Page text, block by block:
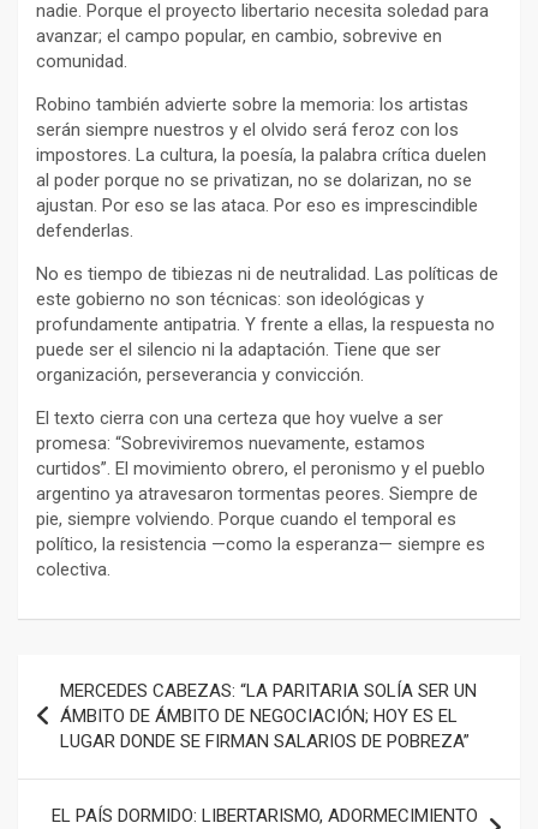
nadie. Porque el proyecto libertario necesita soledad para
avanzar; el campo popular, en cambio, sobrevive en
comunidad.
Robino también advierte sobre la memoria: los artistas
serán siempre nuestros y el olvido será feroz con los
impostores. La cultura, la poesía, la palabra crítica duelen
al poder porque no se privatizan, no se dolarizan, no se
ajustan. Por eso se las ataca. Por eso es imprescindible
defenderlas.
No es tiempo de tibiezas ni de neutralidad. Las políticas de
este gobierno no son técnicas: son ideológicas y
profundamente antipatria. Y frente a ellas, la respuesta no
puede ser el silencio ni la adaptación. Tiene que ser
organización, perseverancia y convicción.
El texto cierra con una certeza que hoy vuelve a ser
promesa: “Sobreviviremos nuevamente, estamos
curtidos”. El movimiento obrero, el peronismo y el pueblo
argentino ya atravesaron tormentas peores. Siempre de
pie, siempre volviendo. Porque cuando el temporal es
político, la resistencia —como la esperanza— siempre es
colectiva.
de
entradas
MERCEDES CABEZAS: “LA PARITARIA SOLÍA SER UN
ÁMBITO DE ÁMBITO DE NEGOCIACIÓN; HOY ES EL
LUGAR DONDE SE FIRMAN SALARIOS DE POBREZA”
EL PAÍS DORMIDO: LIBERTARISMO, ADORMECIMIENTO